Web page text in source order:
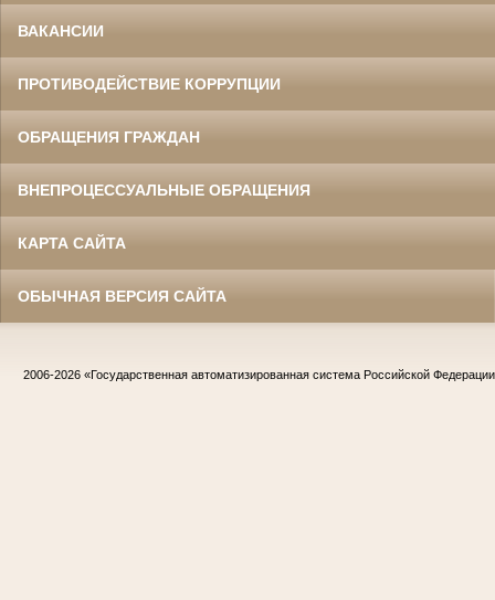
ВАКАНСИИ
ПРОТИВОДЕЙСТВИЕ КОРРУПЦИИ
ОБРАЩЕНИЯ ГРАЖДАН
ВНЕПРОЦЕССУАЛЬНЫЕ ОБРАЩЕНИЯ
КАРТА САЙТА
ОБЫЧНАЯ ВЕРСИЯ САЙТА
2006-2026 «Государственная автоматизированная система Российской